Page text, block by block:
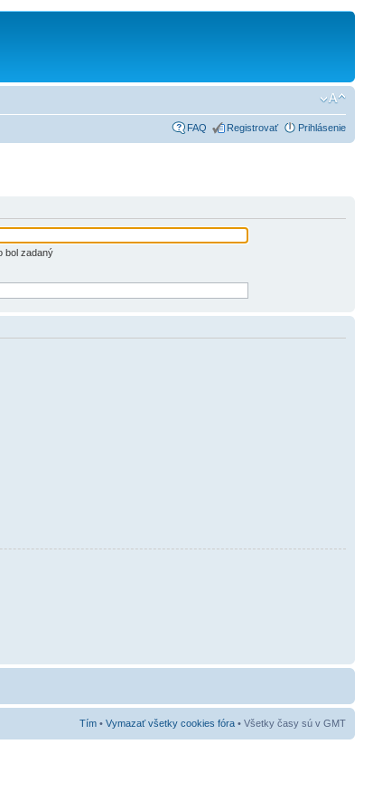
FAQ Registrovať Prihlásenie
bol zadaný
Tím • Vymazať všetky cookies fóra • Všetky časy sú v GMT